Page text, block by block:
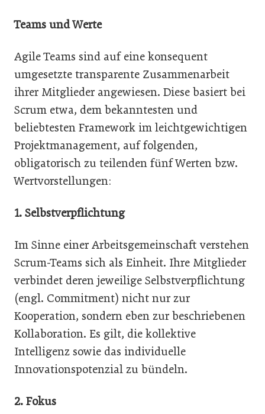
Teams und Werte
Agile Teams sind auf eine konsequent
umgesetzte transparente Zusammenarbeit
ihrer Mitglieder angewiesen. Diese basiert bei
Scrum etwa, dem bekanntesten und
beliebtesten Framework im leichtgewichtigen
Projektmanagement, auf folgenden,
obligatorisch zu teilenden fünf Werten bzw.
Wertvorstellungen:
1. Selbstverpflichtung
Im Sinne einer Arbeitsgemeinschaft verstehen
Scrum-Teams sich als Einheit. Ihre Mitglieder
verbindet deren jeweilige Selbstverpflichtung
(engl. Commitment) nicht nur zur
Kooperation, sondern eben zur beschriebenen
Kollaboration. Es gilt, die kollektive
Intelligenz sowie das individuelle
Innovationspotenzial zu bündeln.
2. Fokus